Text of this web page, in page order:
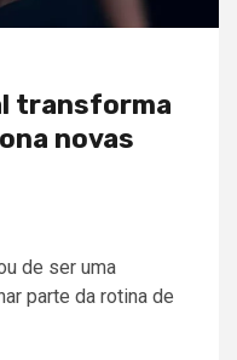
transforma
novas
de ser uma
parte da rotina de